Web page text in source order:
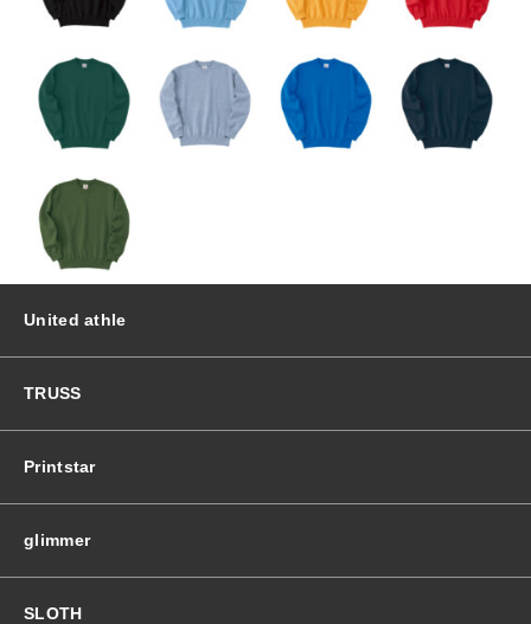
United athle
TRUSS
Printstar
glimmer
SLOTH